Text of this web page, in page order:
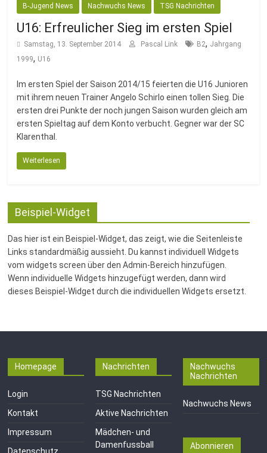
B-Jugend News Nachwuchs News TSG Nachrichten
U16: Erfreulicher Sieg im ersten Spiel
Samstag, 13. September 2014 Pascal Link B2, Jahrgang
1999, U16
Im ersten Spiel der Saison 2014/15 feierten die U16 Junioren
mit ihrem neuen Trainer Angelo Schirlo einen tollen Sieg. Die
ersten drei Punkte der noch jungen Saison wurden gleich am
ersten Spieltag auf dem Konto verbucht. Gegner war der SC
Klarenthal.
Weiterlesen
Beispiel-Widget
Das hier ist ein Beispiel-Widget, das zeigt, wie die Seitenleiste
Links standardmäßig aussieht. Du kannst individuell Widgets
vom widgets screen über den Admin-Bereich hinzufügen.
Wenn individuelle Widgets hinzugefügt werden, dann wird
dieses Beispiel-Widget durch die individuellen Widgets ersetzt.
Homepage
Login
Kontakt
Impressum
Nachrichten
TSG Nachrichten
Aktive Nachrichten
Mädchen- und
Damenfussball
Nachwuchs
Nachrichten
Nachwuchs News
Abonnieren